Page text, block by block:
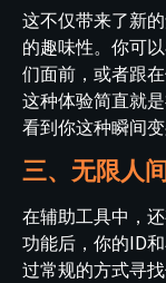
这不仅带来了新
的趣味性。你可
们面前，或者跟
这种体验简直就
看到你这种瞬间
三、无限人
在辅助工具中，
功能后，你的ID
过常规的方式寻